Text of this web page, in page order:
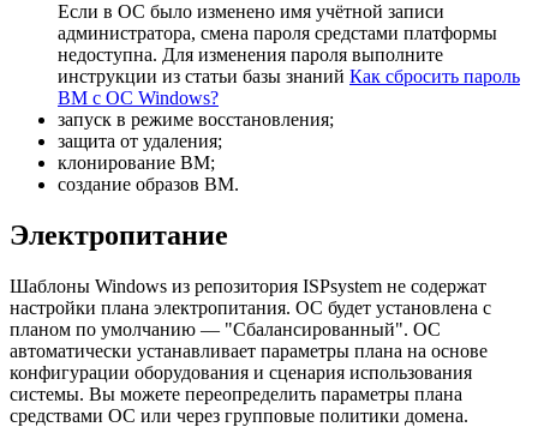
Если в ОС было изменено имя учётной записи
администратора, смена пароля средстами платформы
недоступна. Для изменения пароля выполните
инструкции из статьи базы знаний Как сбросить пароль
ВМ с ОС Windows?
запуск в режиме восстановления;
защита от удаления;
клонирование ВМ;
создание образов ВМ.
Электропитание
Шаблоны Windows из репозитория ISPsystem не содержат
настройки плана электропитания. ОС будет установлена с
планом по умолчанию — "Сбалансированный". ОС
автоматически устанавливает параметры плана на основе
конфигурации оборудования и сценария использования
системы. Вы можете переопределить параметры плана
средствами ОС или через групповые политики домена.